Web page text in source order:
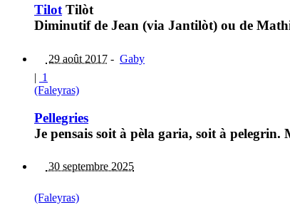
TilotTilòt
Diminutif de Jean (via Jantilòt) ou de
29 août 2017 - Gaby
| 1
(Faleyras)
Pellegries
Je pensais soit à pèla garia, soit à
30 septembre 2025
(Faleyras)